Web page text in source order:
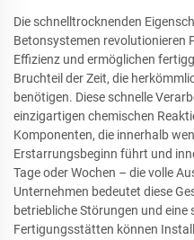
Die schnelltrocknenden
Betonsystemen revolutionieren
Effizienz und ermöglichen
Bruchteil der Zeit, die
benötigen. Diese schnelle
einzigartigen chemischen
Komponenten, die innerhalb
Erstarrungsbeginn führt und
Tage oder Wochen – die volle
Unternehmen bedeutet diese
betriebliche Störungen und eine
Fertigungsstätten können